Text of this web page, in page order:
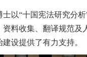
“十国宪法研究分
料收集、翻译规范
设提供了有力支持。